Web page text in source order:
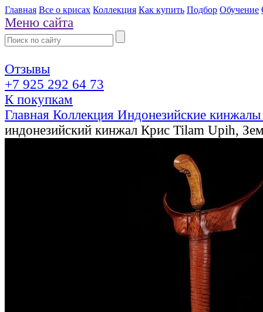
Главная Все о крисах Коллекция Как купить Подбор Обучение
Меню сайта
Отзывы
+7 925 292 64 73
К покупкам
Главная Коллекция Индонезийские
индонезийский кинжал Крис Tilam Upih,